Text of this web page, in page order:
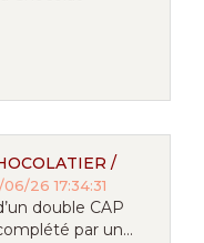
/
26 17:34:31
double CAP
par un...